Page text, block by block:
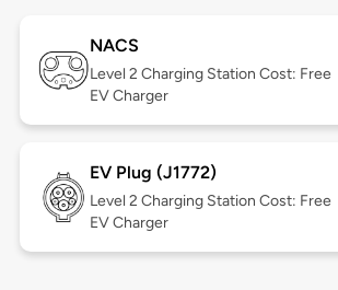
NACS
Level 2 Charging Station Cost: Free
EV Charger
EV Plug (J1772)
Level 2 Charging Station Cost: Free
EV Charger